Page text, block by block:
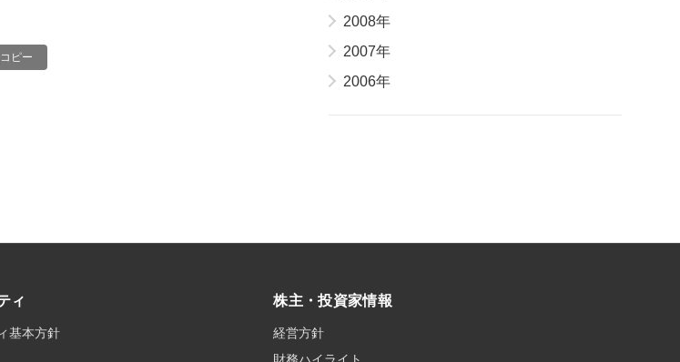
ピー
2008年
2007年
2006年
ィ
基本方針
株主・投資家情報
経営方針